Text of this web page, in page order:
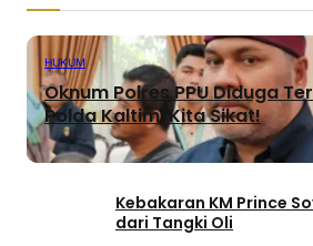
HUKUM
Oknum Polres PPU Diduga
Polda Kaltim: Kita Sikat!
Kebakaran KM Prince
dari Tangki Oli